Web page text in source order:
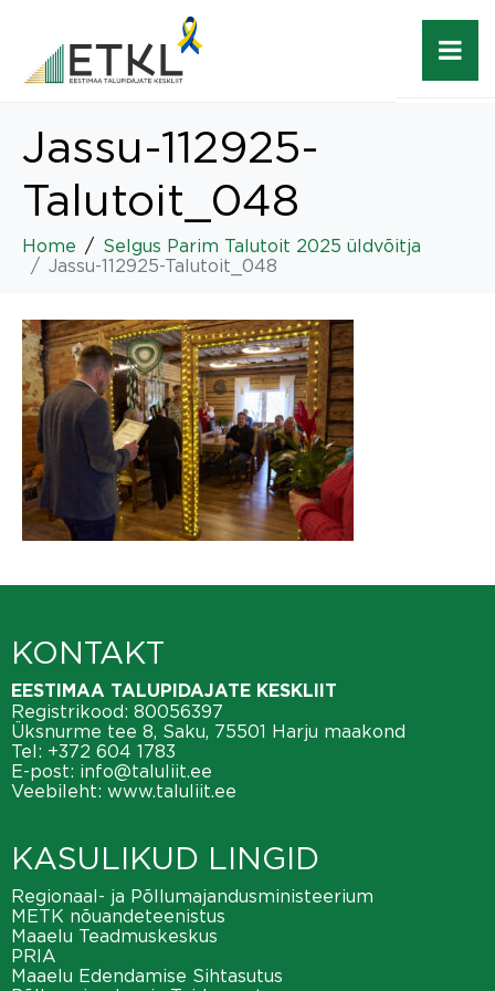
Jassu-112925-
Talutoit_048
Home
Selgus Parim Talutoit 2025 üldvõitja
Jassu-112925-Talutoit_048
KONTAKT
EESTIMAA TALUPIDAJATE KESKLIIT
Registrikood: 80056397
Üksnurme tee 8, Saku, 75501 Harju maakond
Tel: +372 604 1783
E-post: info@taluliit.ee
Veebileht: www.taluliit.ee
KASULIKUD LINGID
Regionaal- ja Põllumajandusministeerium
METK nõuandeteenistus
Maaelu Teadmuskeskus
PRIA
Maaelu Edendamise Sihtasutus